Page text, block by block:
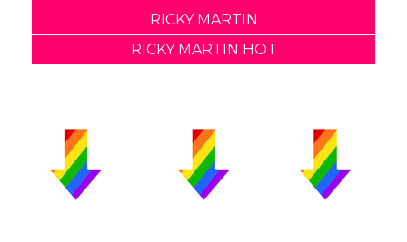
RICKY MARTIN
RICKY MARTIN HOT